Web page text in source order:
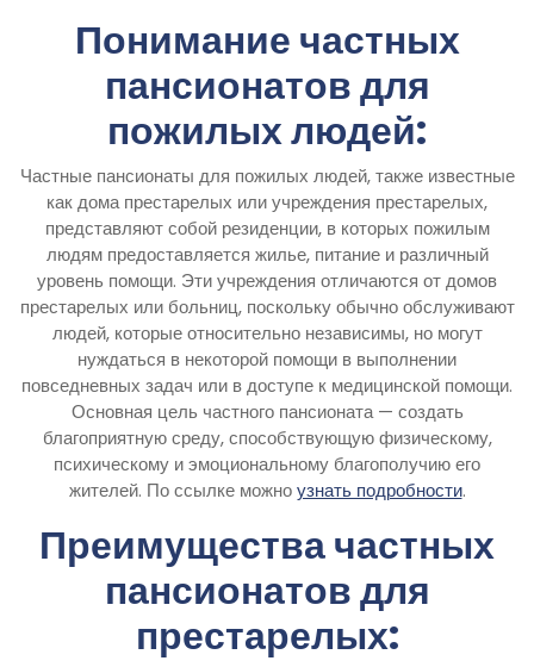
Понимание частных
пансионатов для
пожилых людей:
Частные пансионаты для пожилых людей, также известные
как дома престарелых или учреждения престарелых,
представляют собой резиденции, в которых пожилым
людям предоставляется жилье, питание и различный
уровень помощи. Эти учреждения отличаются от домов
престарелых или больниц, поскольку обычно обслуживают
людей, которые относительно независимы, но могут
нуждаться в некоторой помощи в выполнении
повседневных задач или в доступе к медицинской помощи.
Основная цель частного пансионата — создать
благоприятную среду, способствующую физическому,
психическому и эмоциональному благополучию его
жителей. По ссылке можноузнать подробности.
Преимущества частных
пансионатов для
престарелых: